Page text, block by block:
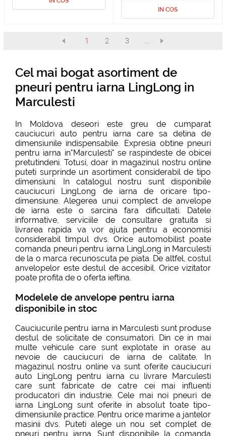
IN COS
1 2 3 ...
Cel mai bogat asortiment de
pneuri pentru iarna LingLong in
Marculesti
In Moldova deseori este greu de cumparat
cauciucuri auto pentru iarna care sa detina de
dimensiunile indispensabile. Expresia obtine pneuri
pentru iarna in"Marculesti" se raspindeste de obicei
pretutindeni. Totusi, doar in magazinul nostru online
puteti surprinde un asortiment considerabil de tipo
dimensiuni. In catalogul nostru sunt disponibile
cauciucuri LingLong de iarna de oricare tipo-
dimensiune. Alegerea unui complect de anvelope
de iarna este o sarcina fara dificultati. Datele
informative, serviciile de consultare gratuita si
livrarea rapida va vor ajuta pentru a economisi
considerabil timpul dvs. Orice automobilist poate
comanda pneuri pentru iarna LingLong in Marculesti
de la o marca recunoscuta pe piata. De altfel, costul
anvelopelor este destul de accesibil. Orice vizitator
poate profita de o oferta ieftina.
Modelele de anvelope pentru iarna
disponibile in stoc
Cauciucurile pentru iarna in Marculesti sunt produse
destul de solicitate de consumatori. Din ce in mai
multe vehicule care sunt explotate in orase au
nevoie de cauciucuri de iarna de calitate. In
magazinul nostru online va sunt oferite cauciucuri
auto LingLong pentru iarna cu livrare Marculesti
care sunt fabricate de catre cei mai influenti
producatori din industrie. Cele mai noi pneuri de
iarna LingLong sunt oferite in absolut toate tipo-
dimensiunile practice. Pentru orice marime a jantelor
masinii dvs. Puteti alege un nou set complet de
pneuri pentru iarna. Sunt disponibile la comanda